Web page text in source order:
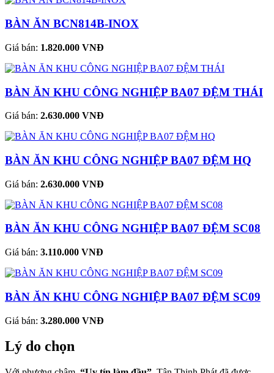
BÀN ĂN BCN814B-INOX
Giá bán: 1.820.000 VNĐ
BÀN ĂN KHU CÔNG NGHIỆP BA07 ĐỆM THÁI
Giá bán: 2.630.000 VNĐ
BÀN ĂN KHU CÔNG NGHIỆP BA07 ĐỆM HQ
Giá bán: 2.630.000 VNĐ
BÀN ĂN KHU CÔNG NGHIỆP BA07 ĐỆM SC08
Giá bán: 3.110.000 VNĐ
BÀN ĂN KHU CÔNG NGHIỆP BA07 ĐỆM SC09
Giá bán: 3.280.000 VNĐ
Lý do chọn